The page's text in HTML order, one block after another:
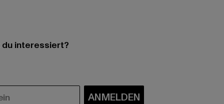
interessiert?
ANMELDEN